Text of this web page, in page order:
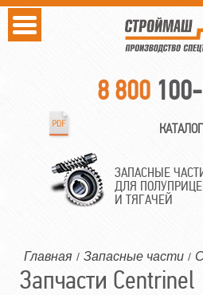
8 800
ЗАПАСНЫЕ
ДЛЯ
И ТЯГАЧЕЙ
Главная / Запасные части /
Запчасти Centrinel